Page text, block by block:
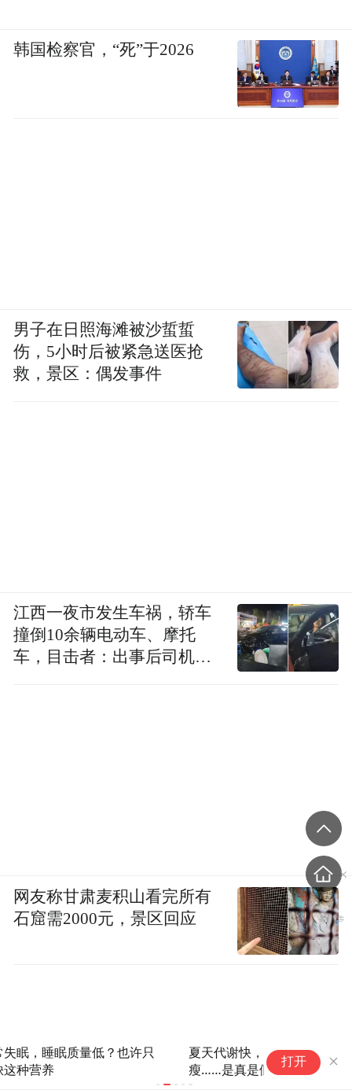
夏天代谢快，不用刻意控制饮食也会
瘦……是真是假？|谣言终结站
打开
韩国检察官，“死”于2026
男子在日照海滩被沙蜇蜇
伤，5小时后被紧急送医抢
救，景区：偶发事件
江西一夜市发生车祸，轿车
撞倒10余辆电动车、摩托
车，目击者：出事后司机一
网友称甘肃麦积山看完所有
石窟需2000元，景区回应